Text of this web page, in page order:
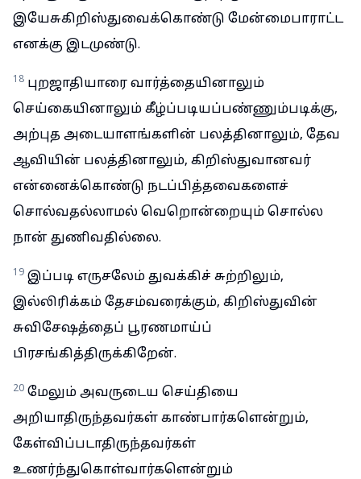
இயேசுகிறிஸ்துவைக்கொண்டு மேன்மைபாராட்ட
எனக்கு இடமுண்டு.
18 புறஜாதியாரை வார்த்தையினாலும்
செய்கையினாலும் கீழ்ப்படியப்பண்ணும்படிக்கு,
அற்புத அடையாளங்களின் பலத்தினாலும், தேவ
ஆவியின் பலத்தினாலும், கிறிஸ்துவானவர்
என்னைக்கொண்டு நடப்பித்தவைகளைச்
சொல்வதல்லாமல் வெறொன்றையும் சொல்ல
நான் துணிவதில்லை.
19 இப்படி எருசலேம் துவக்கிச் சுற்றிலும்,
இல்லிரிக்கம் தேசம்வரைக்கும், கிறிஸ்துவின்
சுவிசேஷத்தைப் பூரணமாய்ப்
பிரசங்கித்திருக்கிறேன்.
20 மேலும் அவருடைய செய்தியை
அறியாதிருந்தவர்கள் காண்பார்களென்றும்,
கேள்விப்படாதிருந்தவர்கள்
உணர்ந்துகொள்வார்களென்றும்